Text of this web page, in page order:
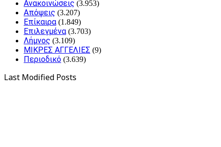
Ανακοινώσεις (3.953)
Απόψεις (3.207)
Επίκαιρα (1.849)
Επιλεγμένα (3.703)
Λήμνος (3.109)
ΜΙΚΡΕΣ ΑΓΓΕΛΙΕΣ (9)
Περιοδικό (3.639)
Last Modified Posts